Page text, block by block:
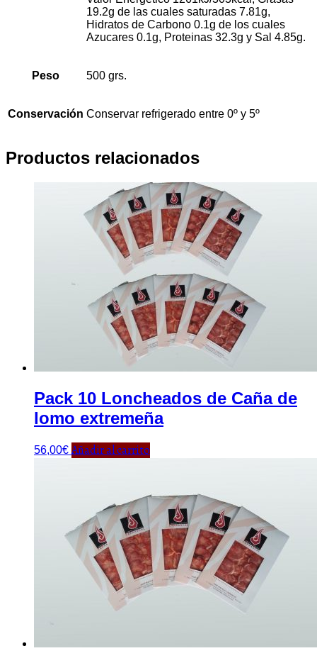
19.2g de las cuales saturadas 7.81g,
Hidratos de Carbono 0.1g de los cuales
Azucares 0.1g, Proteinas 32.3g y Sal 4.85g.
Peso 500 grs.
Conservación Conservar refrigerado entre 0º y 5º
Productos relacionados
Pack 10 Loncheados de Caña de
lomo extremeña
56,00€ Añadir al carrito